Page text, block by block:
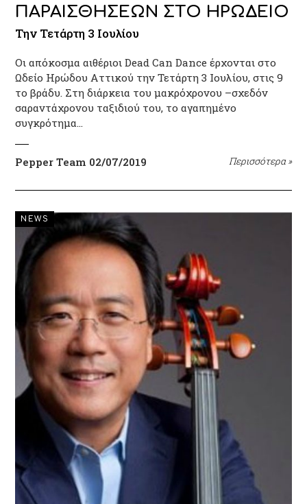
ΠΑΡΑΙΣΘΗΣΕΩΝ ΣΤΟ ΗΡΩΔΕΙΟ
Την Τετάρτη 3 Ιουλίου
Οι απόκοσμα αιθέριοι Dead Can Dance έρχονται στο
Ωδείο Ηρώδου Αττικού την Τετάρτη 3 Ιουλίου, στις 9
το βράδυ. Στη διάρκεια του μακρόχρονου –σχεδόν
σαραντάχρονου ταξιδιού του, το αγαπημένο
συγκρότημα…
Pepper Team 02/07/2019 Περισσότερα »
NEWS